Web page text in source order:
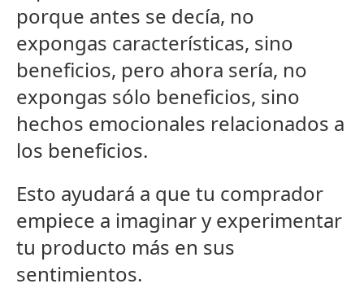
porque antes se decía, no
expongas características, sino
beneficios, pero ahora sería, no
expongas sólo beneficios, sino
hechos emocionales relacionados a
los beneficios.
Esto ayudará a que tu comprador
empiece a imaginar y experimentar
tu producto más en sus
sentimientos.